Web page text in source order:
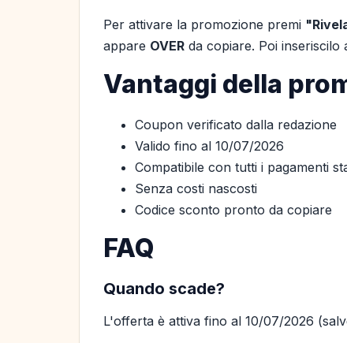
Per attivare la promozione premi
appare OVER da copiare. Poi
Vantaggi della
Coupon verificato dalla redazione
Valido fino al 10/07/2026
Compatibile con tutti i pagamenti
Senza costi nascosti
Codice sconto pronto da copiare
FAQ
Quando scade?
L'offerta è attiva fino al 10/07/2026